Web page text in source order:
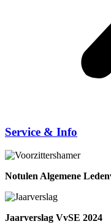
Service & Info
Notulen Algemene
Jaarverslag VvSE 2024